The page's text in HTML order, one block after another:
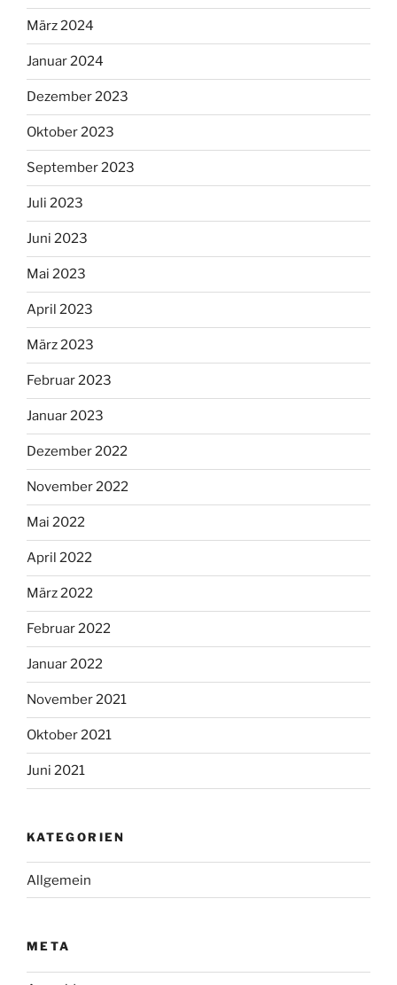
März 2024
Januar 2024
Dezember 2023
Oktober 2023
September 2023
Juli 2023
Juni 2023
Mai 2023
April 2023
März 2023
Februar 2023
Januar 2023
Dezember 2022
November 2022
Mai 2022
April 2022
März 2022
Februar 2022
Januar 2022
November 2021
Oktober 2021
Juni 2021
KATEGORIEN
Allgemein
META